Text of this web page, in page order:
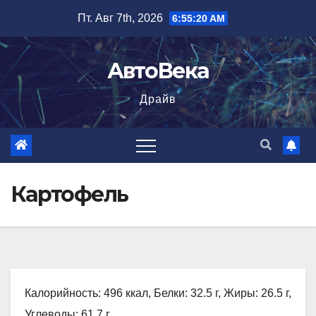
содержимому
Пт. Авг 7th, 2026 6:55:21 AM
АвтоВека
Драйв
Картофель
Калорийность: 496 ккал, Белки: 32.5 г, Жиры: 26.5 г,